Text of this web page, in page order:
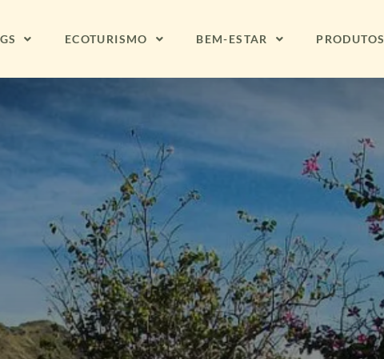
ECOTURISMO BEM-ESTAR PRODUTOS